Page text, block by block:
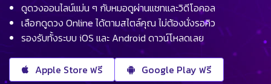
ดูดวงออนไลน์แม่น ๆ กับหมอดูผ่านแชทและวิดีโอคอล
เลือกดูดวง Online ได้ตามสไตล์คุณ ไม่ต้องนั่งรอคิว
รองรับทั้งระบบ iOS และ Android ดาวน์โหลดเลย
Apple Store ฟรี Google Play ฟรี